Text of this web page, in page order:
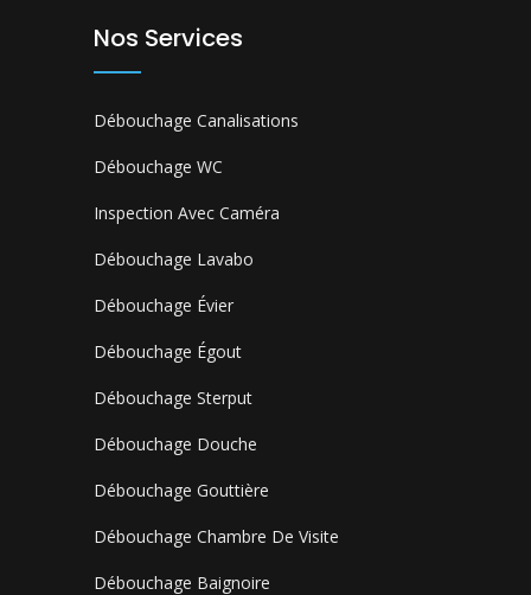
Nos Services
Débouchage Canalisations
Débouchage WC
Inspection Avec Caméra
Débouchage Lavabo
Débouchage Évier
Débouchage Égout
Débouchage Sterput
Débouchage Douche
Débouchage Gouttière
Débouchage Chambre De Visite
Débouchage Baignoire